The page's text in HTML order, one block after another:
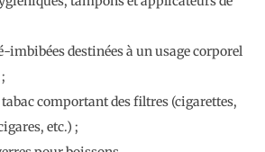
imbibées destinées à un usage corporel
comportant des filtres (cigarettes,
etc.) ;